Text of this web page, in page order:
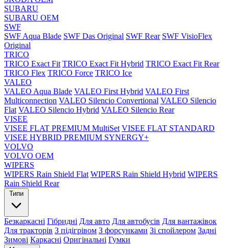
SUBARU
SUBARU OEM
SWF
SWF Aqua Blade SWF Das Original SWF Rear SWF VisioFlex
Original
TRICO
TRICO Exact Fit TRICO Exact Fit Hybrid TRICO Exact Fit Rear
TRICO Flex TRICO Force TRICO Ice
VALEO
VALEO Aqua Blade VALEO First Hybrid VALEO First
Multiconnection VALEO Silencio Convertional VALEO Silencio
Flat VALEO Silencio Hybrid VALEO Silencio Rear
VISEE
VISEE FLAT PREMIUM MultiSet VISEE FLAT STANDARD
VISEE HYBRID PREMIUM SYNERGY+
VOLVO
VOLVO OEM
WIPERS
WIPERS Rain Shield Flat WIPERS Rain Shield Hybrid WIPERS
Rain Shield Rear
Типи
Безкаркасні Гібридні Для авто Для автобусів Для вантажівок
Для тракторів З підігрівом З форсунками Зі спойлером Задні
Зимові Каркасні Оригінальні Гумки